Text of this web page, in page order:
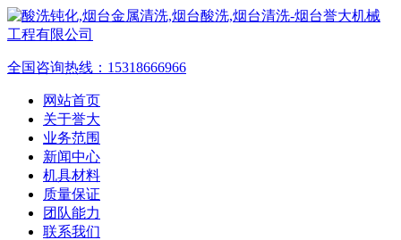
全国咨询热线： 15318666966
网站首页
关于誉大
业务范围
新闻中心
机具材料
质量保证
团队能力
联系我们